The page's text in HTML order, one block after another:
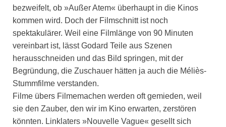
bezweifelt, ob »Außer Atem« überhaupt in die Kinos
kommen wird. Doch der Filmschnitt ist noch
spektakulärer. Weil eine Filmlänge von 90 Minuten
vereinbart ist, lässt Godard Teile aus Szenen
herausschneiden und das Bild springen, mit der
Begründung, die Zuschauer hätten ja auch die Méliès-
Stummfilme verstanden.
Filme übers Filmemachen werden oft gemieden, weil
sie den Zauber, den wir im Kino erwarten, zerstören
könnten. Linklaters »Nouvelle Vague« gesellt sich